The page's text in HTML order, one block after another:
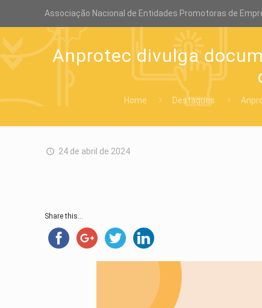
Associação Nacional de Entidades Promotoras de
Anprotec divulga
Home Destaques
24 de abril de 2024
Share this...